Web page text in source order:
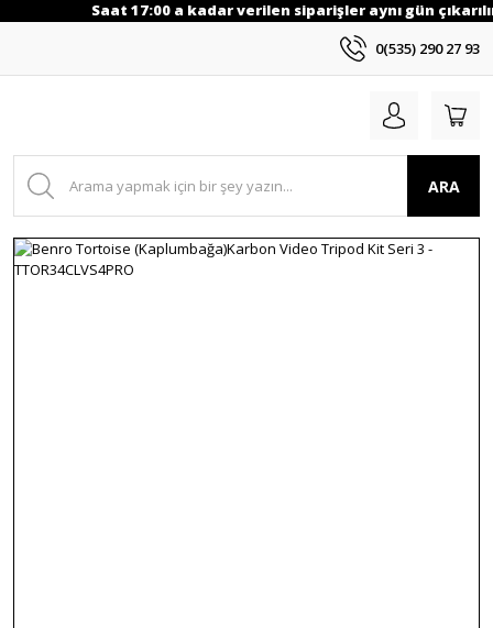
Saat 17:00 a kadar verilen siparişler aynı gün
0(535) 290 27 93
ARA